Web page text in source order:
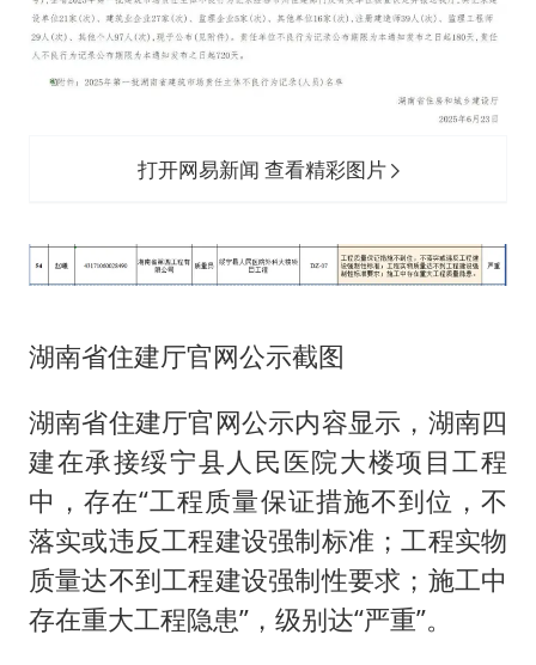
打开网易新闻 查看精彩图片
湖南省住建厅官网公示截图
湖南省住建厅官网公示内容显示，湖南四
建在承接绥宁县人民医院大楼项目工程
中，存在“工程质量保证措施不到位，不
落实或违反工程建设强制标准；工程实物
质量达不到工程建设强制性要求；施工中
存在重大工程隐患”，级别达“严重”。